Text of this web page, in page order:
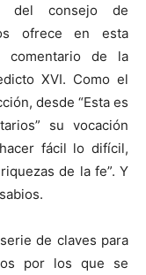
del consejo de
ofrece en esta
comentario de la
XVI. Como el
desde “Esta es
su vocación
fácil lo difícil,
de la fe”. Y
de claves para
por los que se